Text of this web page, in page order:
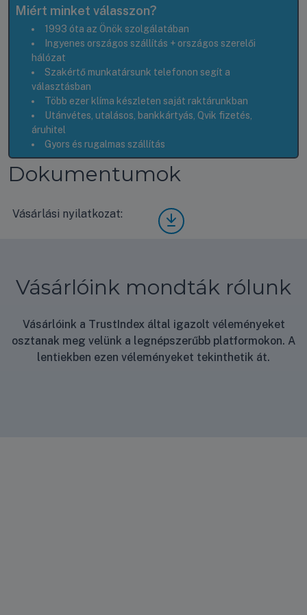
Miért minket válasszon?
1993 óta az Önök szolgálatában
Ingyenes országos szállítás + országos szerelői
hálózat
Szakértő munkatársunk telefonon segít a
választásban
Több ezer klíma készleten saját raktárunkban
Utánvétes, utalásos, bankkártyás, Qvik fizetés,
áruhitel
Gyors és rugalmas szállítás
Dokumentumok
Vásárlási nyilatkozat:
Vásá
rlási
Vásárlóink mondták rólunk
Vásárlóink a TrustIndex által igazolt véleményeket
osztanak meg velünk a legnépszerűbb platformokon. A
lentiekben ezen véleményeket tekinthetik át.